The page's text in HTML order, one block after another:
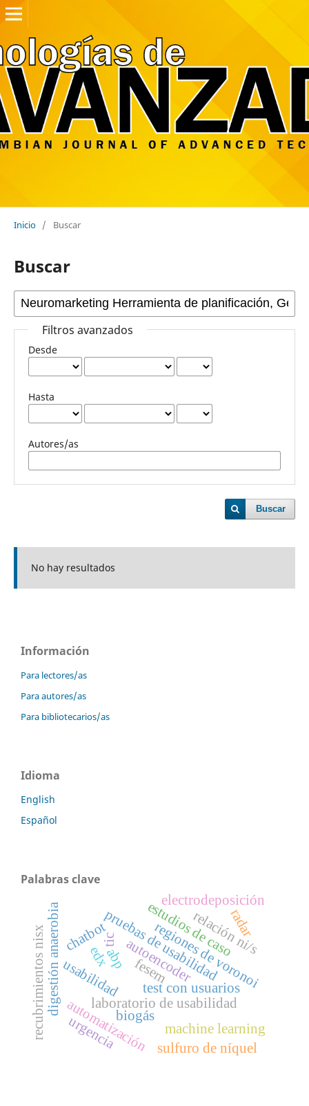
Inicio / Buscar
Buscar
Filtros avanzados
Desde
Hasta
Autores/as
Buscar
No hay resultados
Información
Para lectores/as
Para autores/as
Para bibliotecarios/as
Idioma
English
Español
Palabras clave
laboratorio de usabilidad
pruebas de usabilidad
test con usuarios
usabilidad
digestión anaerobia
automatización
biogás
autoencoder
machine learning
regiones de voronoi
abp estudios de caso
electrodeposición
sulfuro de níquel
recubrimientos nisx fesem
edx relación ni/s
chatbot
urgencia
tic
radar